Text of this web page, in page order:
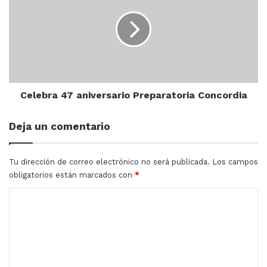
Celebra 47 aniversario Preparatoria Concordia
Deja un comentario
Tu dirección de correo electrónico no será publicada. Los campos
obligatorios están marcados con *